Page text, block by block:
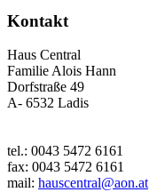
Kontakt
Haus Central
Familie Alois Hann
Dorfstraße 49
A- 6532 Ladis
tel.: 0043 5472 6161
fax: 0043 5472 6161
mail: hauscentral@aon.at